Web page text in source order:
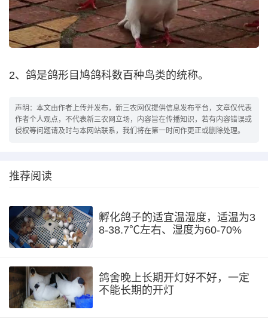
2、鸽是鸽形目鸠鸽科数百种鸟类的统称。
声明：本文由作者上传并发布，新三农网仅提供信息发布平台，文章仅代表
作者个人观点，不代表新三农网立场，内容旨在传播知识，若有内容错误或
侵权等问题请及时与本网站联系，我们将在第一时间作更正或删除处理。
推荐阅读
孵化鸽子的适宜温湿度，适温为3
8-38.7℃左右、湿度为60-70%
鸽舍晚上长期开灯好不好，一定
不能长期的开灯